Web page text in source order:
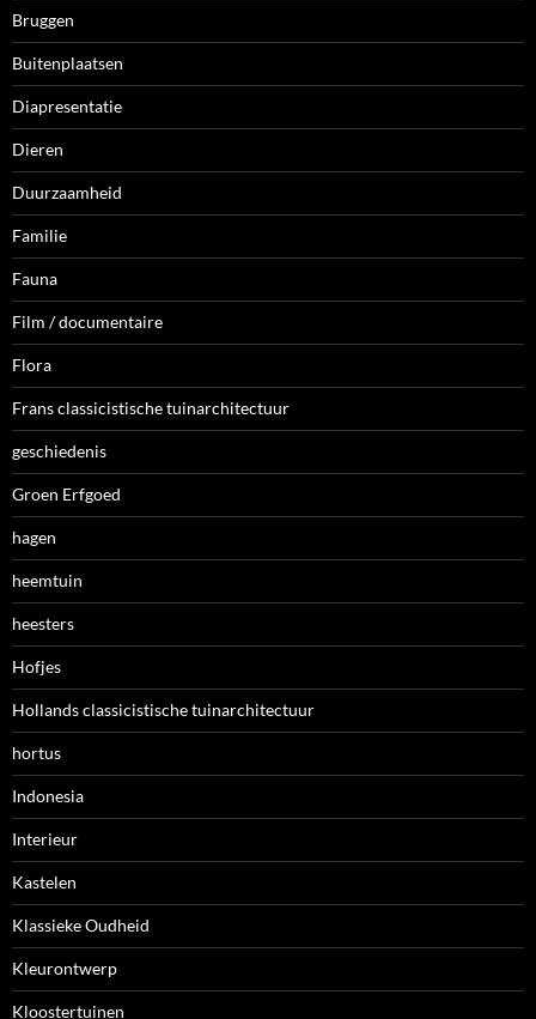
Bruggen
Buitenplaatsen
Diapresentatie
Dieren
Duurzaamheid
Familie
Fauna
Film / documentaire
Flora
Frans classicistische tuinarchitectuur
geschiedenis
Groen Erfgoed
hagen
heemtuin
heesters
Hofjes
Hollands classicistische tuinarchitectuur
hortus
Indonesia
Interieur
Kastelen
Klassieke Oudheid
Kleurontwerp
Kloostertuinen